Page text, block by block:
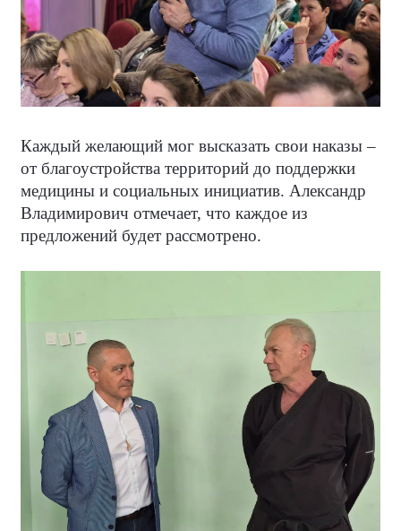
Каждый желающий мог высказать свои наказы –
от благоустройства территорий до поддержки
медицины и социальных инициатив. Александр
Владимирович отмечает, что каждое из
предложений будет рассмотрено.